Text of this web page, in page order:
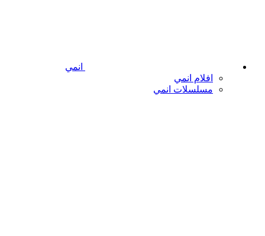
انمي
افلام انمي
مسلسلات انمي